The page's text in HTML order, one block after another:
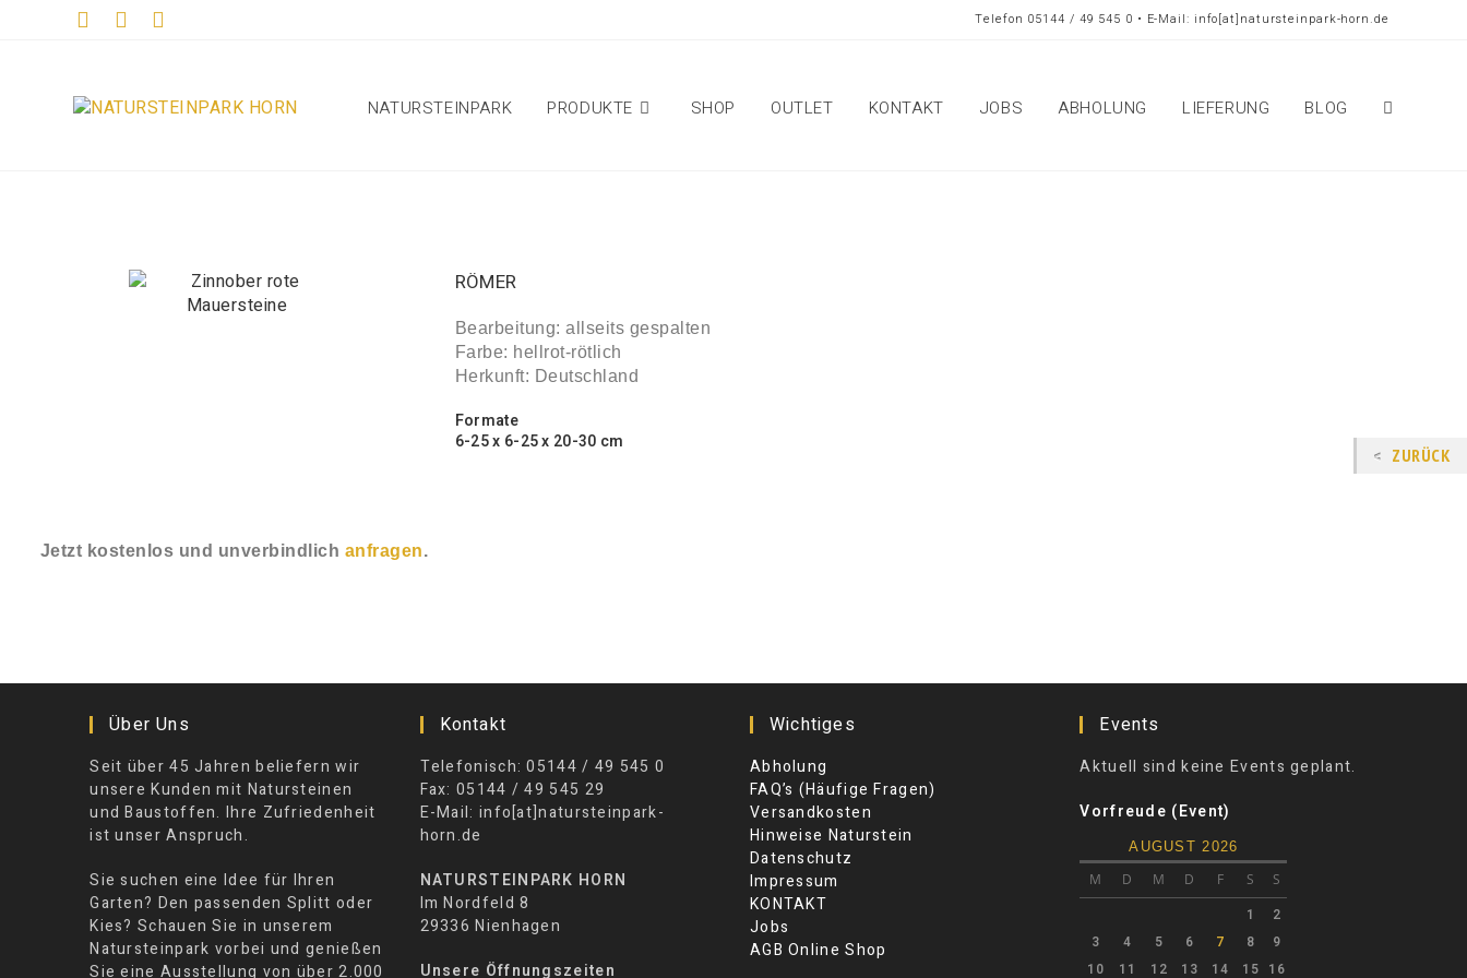
Telefon 05144 / 49 545 0 • E-Mail: info[at]natursteinpark-horn.de
NATURSTEINPARK PRODUKTE SHOP OUTLET KONTAKT JOBS ABHOLUNG LIEFERUNG BLOG
RÖMER
Bearbeitung: allseits gespalten
Farbe: hellrot-rötlich
Herkunft: Deutschland
Formate
6-25 x 6-25 x 20-30 cm
Jetzt kostenlos und unverbindlich anfragen.
Über Uns
Seit über 45 Jahren beliefern wir
unsere Kunden mit Natursteinen
und Baustoffen. Ihre Zufriedenheit
ist unser Anspruch.
Sie suchen eine Idee für Ihren
Garten? Den passenden Splitt oder
Kies? Schauen Sie in unserem
Natursteinpark vorbei und genießen
Sie eine Ausstellung von über 2.000
Kontakt
Telefonisch: 05144 / 49 545 0
Fax: 05144 / 49 545 29
E-Mail: info[at]natursteinpark-
horn.de
NATURSTEINPARK HORN
Im Nordfeld 8
29336 Nienhagen
Unsere Öffnungszeiten
Wichtiges
Abholung
FAQ’s (Häufige Fragen)
Versandkosten
Hinweise Naturstein
Datenschutz
Impressum
KONTAKT
Jobs
AGB Online Shop
Events
Aktuell sind keine Events geplant.
Vorfreude (Event)
AUGUST 2026
M D M D F S S
1
2
3
4 5 6 7 8
9
10
11 12 13 14 15 16
ZURÜCK